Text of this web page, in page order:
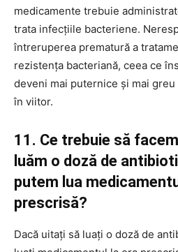
medicamente trebuie
trata infecțiile bacteriene.
întreruperea prematură a
rezistența bacteriană, ceea ce
deveni mai puternice și mai
în viitor.
11. Ce trebuie să
luăm o doză de
putem lua
prescrisă?
Dacă uitați să luați o doză de